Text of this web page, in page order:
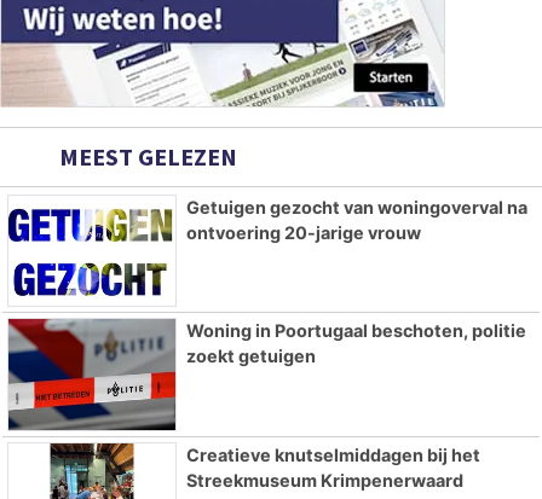
MEEST GELEZEN
Getuigen gezocht van woningoverval na
ontvoering 20-jarige vrouw
Woning in Poortugaal beschoten, politie
zoekt getuigen
Creatieve knutselmiddagen bij het
Streekmuseum Krimpenerwaard